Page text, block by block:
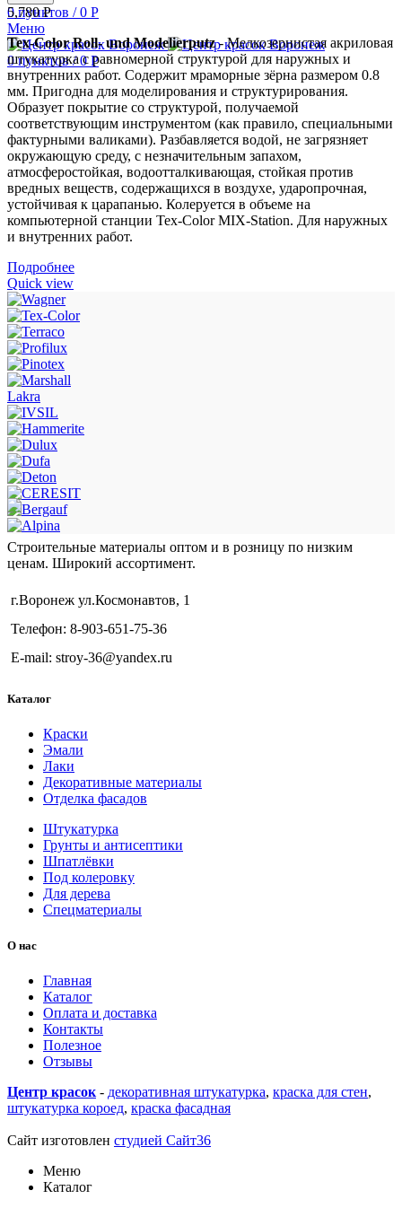
0пунктов / 0 Р
Меню
0пунктов / 0Р
5,780Р
Tex-Color Roll- und Modelierputz- Мелкозернистая акриловая
штукатурка с равномерной структурой для наружных и
внутренних работ. Содержит мраморные зёрна размером 0.8
мм. Пригодна для моделирования и структурирования.
Образует покрытие со структурой, получаемой
соответствующим инструментом (как правило, специальными
фактурными валиками). Разбавляется водой, не загрязняет
окружающую среду, с незначительным запахом,
атмосферостойкая, водоотталкивающая, стойкая против
вредных веществ, содержащихся в воздухе, ударопрочная,
устойчивая к царапанью. Колеруется в объеме на
компьютерной станции Tex-Color MIX-Station. Для наружных
и внутренних работ.
Подробнее
Quick view
Lakra
Строительные материалы оптом и в розницу по низким
ценам. Широкий ассортимент.
г.Воронеж ул.Космонавтов, 1
Телефон: 8-903-651-75-36
E-mail: stroy-36@yandex.ru
Каталог
Краски
Эмали
Лаки
Декоративные материалы
Отделка фасадов
Штукатурка
Грунты и антисептики
Шпатлёвки
Под колеровку
Для дерева
Спецматериалы
О нас
Главная
Каталог
Оплата и доставка
Контакты
Полезное
Отзывы
Центр красок - декоративная штукатурка, краска для стен,
штукатурка короед, краска фасадная
Сайт изготовлен студией Сайт36
Меню
Каталог